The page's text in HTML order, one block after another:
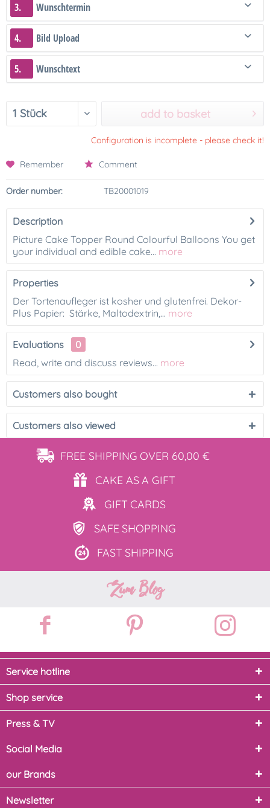
3. Wunschtermin
4. Bild Upload
5. Wunschtext
add to basket
Configuration is incomplete - please check it!
Remember Comment
Order number: TB20001019
Description
Picture Cake Topper Round Colourful Balloons You get
your individual and edible cake... more
Properties
Der Tortenaufleger ist kosher und glutenfrei. Dekor-
Plus Papier: Stärke, Maltodextrin,... more
Evaluations
0
Read, write and discuss reviews... more
Customers also bought
Customers also viewed
FREE SHIPPING OVER 60,00 €
CAKE ASA GIFT
GIFT CARDS
SAFE SHOPPING
FAST SHIPPING
Zum Blog
Service hotline
Shop service
Press & TV
Social Media
our Brands
Newsletter